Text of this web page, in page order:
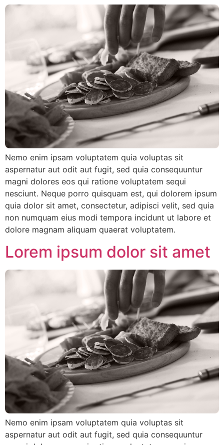
Nemo enim ipsam voluptatem quia voluptas sit
aspernatur aut odit aut fugit, sed quia consequuntur
magni dolores eos qui ratione voluptatem sequi
nesciunt. Neque porro quisquam est, qui dolorem ipsum
quia dolor sit amet, consectetur, adipisci velit, sed quia
non numquam eius modi tempora incidunt ut labore et
dolore magnam aliquam quaerat voluptatem.
Lorem ipsum dolor sit amet
Nemo enim ipsam voluptatem quia voluptas sit
aspernatur aut odit aut fugit, sed quia consequuntur